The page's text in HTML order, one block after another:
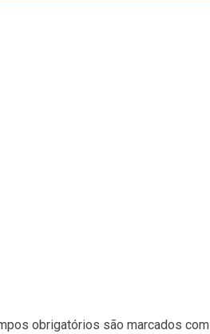
obrigatórios são marcados com